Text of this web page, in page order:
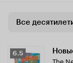
Все
Рейтинг
6.5
The